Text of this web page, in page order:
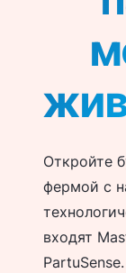
Откройте
фермой с
входят